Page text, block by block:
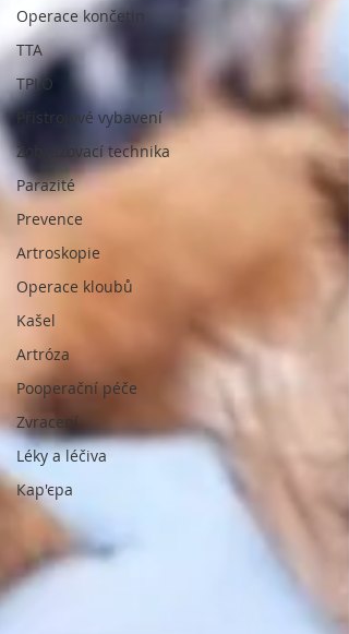
Operace končetin
TTA
TPLO
Přístrojové vybavení
Zobrazovací technika
Parazité
Prevence
Artroskopie
Operace kloubů
Kašel
Artróza
Pooperační péče
Zvracení
Léky a léčiva
Кар'єра